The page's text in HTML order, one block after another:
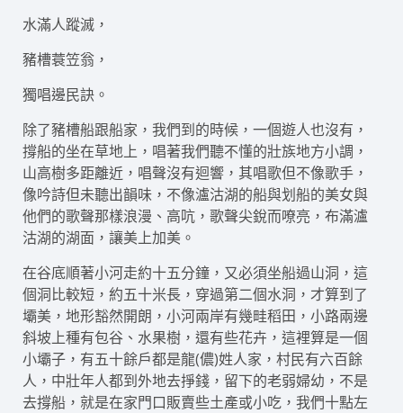
水滿人蹤滅，
豬槽蓑笠翁，
獨唱邊民訣。
除了豬槽船跟船家，我們到的時候，一個遊人也沒有，
撐船的坐在草地上，唱著我們聽不懂的壯族地方小調，
山高樹多距離近，唱聲沒有迴響，其唱歌但不像歌手，
像吟詩但未聽出韻味，不像瀘沽湖的船與划船的美女與
他們的歌聲那樣浪漫、高吭，歌聲尖銳而嘹亮，布滿瀘
沽湖的湖面，讓美上加美。
在谷底順著小河走約十五分鐘，又必須坐船過山洞，這
個洞比較短，約五十米長，穿過第二個水洞，才算到了
壩美，地形豁然開朗，小河兩岸有幾畦稻田，小路兩邊
斜坡上種有包谷、水果樹，還有些花卉，這裡算是一個
小壩子，有五十餘戶都是龍(儂)姓人家，村民有六百餘
人，中壯年人都到外地去掙錢，留下的老弱婦幼，不是
去撐船，就是在家門口販賣些土產或小吃，我們十點左